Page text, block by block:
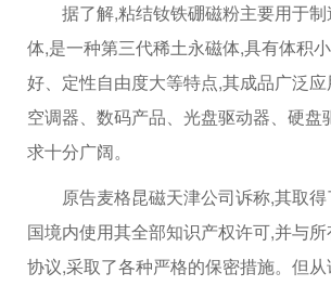
据了解,粘结钕铁硼磁粉主要用于制
体,是一种第三代稀土永磁体,具有体积
好、定性自由度大等特点,其成品广泛应
空调器、数码产品、光盘驱动器、硬盘
求十分广阔。
原告麦格昆磁天津公司诉称,其取得
国境内使用其全部知识产权许可,并与
协议,采取了各种严格的保密措施。但